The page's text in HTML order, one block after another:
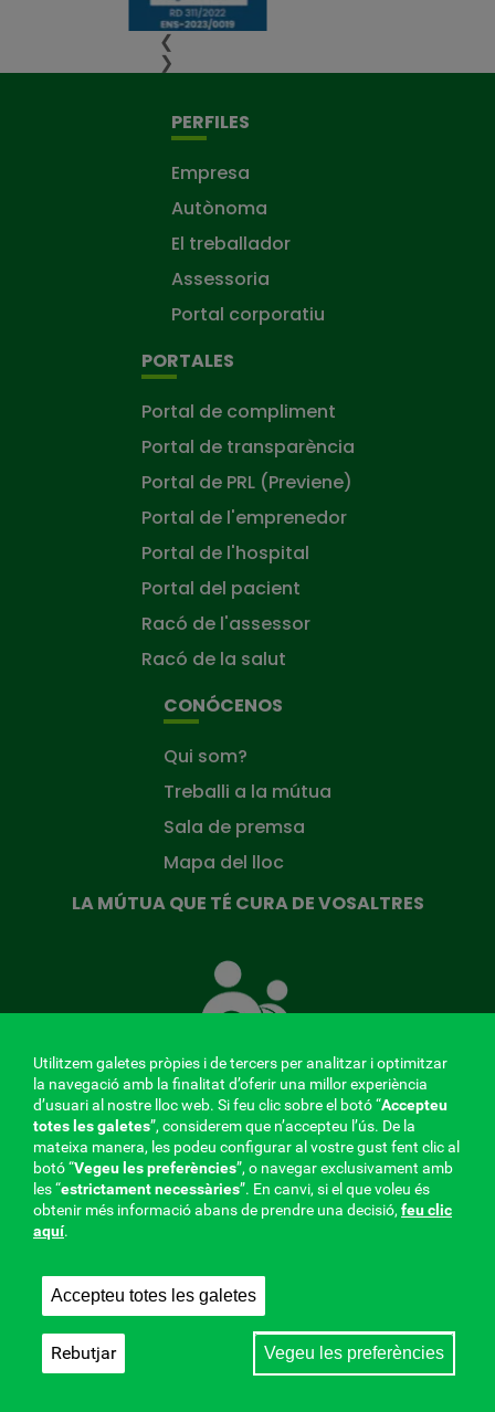
❮
❯
PERFILES
Empresa
Autònoma
El treballador
Assessoria
Portal corporatiu
PORTALES
Portal de compliment
Portal de transparència
Portal de PRL (Previene)
Portal de l'emprenedor
Portal de l'hospital
Portal del pacient
Racó de l'assessor
Racó de la salut
CONÓCENOS
Qui som?
Treballi a la mútua
Sala de premsa
Mapa del lloc
LA MÚTUA QUE TÉ CURA DE VOSALTRES
Mútua
que
de
tu
MENÚ
REDES
V20
Mútua col·laboradora amb la Seguretat Social, 275.
Fraternidad-Muprespa 2026
Utilitzem galetes pròpies i de tercers per analitzar i optimitzar
la navegació amb la finalitat d’oferir una millor experiència
d’usuari al nostre lloc web. Si feu clic sobre el botó “Accepteu
totes les galetes”, considerem que n’accepteu l’ús. De la
mateixa manera, les podeu configurar al vostre gust fent clic al
botó “Vegeu les preferències”, o navegar exclusivament amb
les “estrictamentnecessàries”. En canvi, si el que voleu és
obtenir més informació abans de prendre una decisió, feu clic
aquí.
Accepteu totes les galetes
Vegeu les preferències
Rebutjar